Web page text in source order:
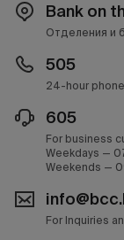
Bank on
Отделения и
505
24-hour
605
For business
Weekdays —
Weekends —
For Inquiries